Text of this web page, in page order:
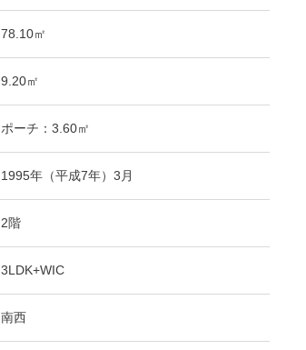
78.10㎡
9.20㎡
ポーチ：3.60㎡
1995年（平成7年）3月
2階
3LDK+WIC
南西